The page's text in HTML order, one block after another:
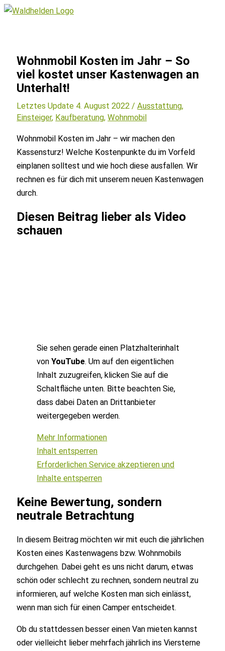
Zum
Wohnmobil Kosten im Jahr – So
viel kostet unser Kastenwagen an
Unterhalt!
Letztes Update 4. August 2022 /Ausstattung,
Einsteiger, Kaufberatung,Wohnmobil
Wohnmobil Kosten im Jahr – wir machen den
Kassensturz! Welche Kostenpunkte du im Vorfeld
einplanen solltest und wie hoch diese ausfallen. Wir
rechnen es für dich mit unserem neuen Kastenwagen
durch.
Diesen Beitrag lieber als Video
schauen
Sie sehen gerade einen Platzhalterinhalt
vonYouTube. Um auf den eigentlichen
Inhalt zuzugreifen, klicken Sie auf die
Schaltfläche unten. Bitte beachten Sie,
dass dabei Daten an Drittanbieter
weitergegeben werden.
Mehr Informationen
Inhalt entsperren
Erforderlichen Service akzeptieren und
Inhalte entsperren
Keine Bewertung, sondern
neutrale Betrachtung
In diesem Beitrag möchten wir mit euch die jährlichen
Kosten eines Kastenwagens bzw. Wohnmobils
durchgehen. Dabei geht es uns nicht darum, etwas
schön oder schlecht zu rechnen, sondern neutral zu
informieren, auf welche Kosten man sich einlässt,
wenn man sich für einen Camper entscheidet.
Ob du stattdessen besser einen Van mieten kannst
oder vielleicht lieber mehrfach jährlich ins Viersterne